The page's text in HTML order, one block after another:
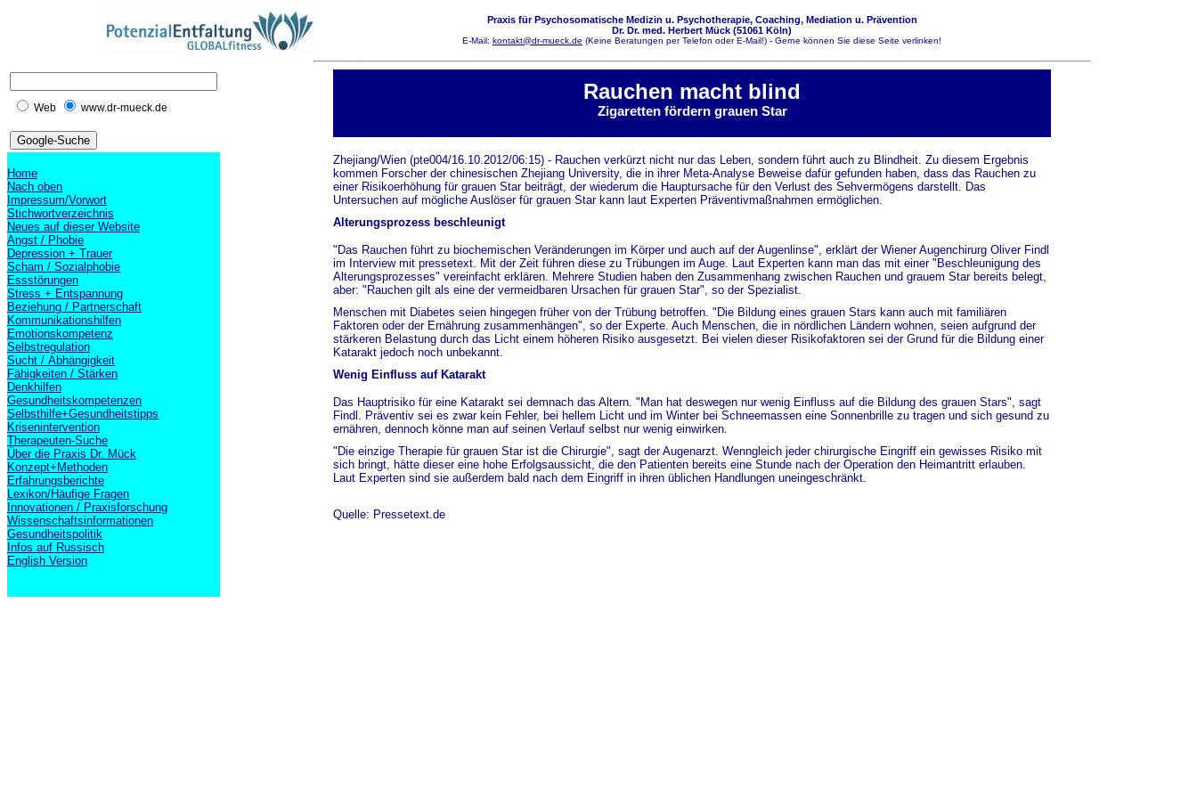
Praxis für Psychosomatische Medizin u. Psychotherapie, Coaching, Mediation u. Prävention
Dr. Dr. med. Herbert Mück (51061 Köln)
E-Mail: kontakt@dr-mueck.de (Keine Beratungen per Telefon oder E-Mail!) - Gerne können Sie diese Seite verlinken!
Web www.dr-mueck.de
Home
Nach oben
Impressum/Vorwort
Stichwortverzeichnis
Neues auf dieser Website
Angst / Phobie
Depression + Trauer
Scham / Sozialphobie
Essstörungen
Stress + Entspannung
Beziehung / Partnerschaft
Kommunikationshilfen
Emotionskompetenz
Selbstregulation
Sucht / Abhängigkeit
Fähigkeiten / Stärken
Denkhilfen
Gesundheitskompetenzen
Selbsthilfe+Gesundheitstipps
Krisenintervention
Therapeuten-Suche
Über die Praxis Dr. Mück
Konzept+Methoden
Erfahrungsberichte
Lexikon/Häufige Fragen
Innovationen / Praxisforschung
Wissenschaftsinformationen
Gesundheitspolitik
Infos auf Russisch
English Version
Rauchen macht blind
Zigaretten fördern grauen Star
Zhejiang/Wien (pte004/16.10.2012/06:15) - Rauchen verkürzt nicht nur das Leben, sondern führt auch zu Blindheit. Zu diesem Ergebnis
kommen Forscher der chinesischen Zhejiang University, die in ihrer Meta-Analyse Beweise dafür gefunden haben, dass das Rauchen zu
einer Risikoerhöhung für grauen Star beiträgt, der wiederum die Hauptursache für den Verlust des Sehvermögens darstellt. Das
Untersuchen auf mögliche Auslöser für grauen Star kann laut Experten Präventivmaßnahmen ermöglichen.
Alterungsprozess beschleunigt
"Das Rauchen führt zu biochemischen Veränderungen im Körper und auch auf der Augenlinse", erklärt der Wiener Augenchirurg Oliver Findl
im Interview mit pressetext. Mit der Zeit führen diese zu Trübungen im Auge. Laut Experten kann man das mit einer "Beschleunigung des
Alterungsprozesses" vereinfacht erklären. Mehrere Studien haben den Zusammenhang zwischen Rauchen und grauem Star bereits belegt,
aber: "Rauchen gilt als eine der vermeidbaren Ursachen für grauen Star", so der Spezialist.
Menschen mit Diabetes seien hingegen früher von der Trübung betroffen. "Die Bildung eines grauen Stars kann auch mit familiären
Faktoren oder der Ernährung zusammenhängen", so der Experte. Auch Menschen, die in nördlichen Ländern wohnen, seien aufgrund der
stärkeren Belastung durch das Licht einem höheren Risiko ausgesetzt. Bei vielen dieser Risikofaktoren sei der Grund für die Bildung einer
Katarakt jedoch noch unbekannt.
Wenig Einfluss auf Katarakt
Das Hauptrisiko für eine Katarakt sei demnach das Altern. "Man hat deswegen nur wenig Einfluss auf die Bildung des grauen Stars", sagt
Findl. Präventiv sei es zwar kein Fehler, bei hellem Licht und im Winter bei Schneemassen eine Sonnenbrille zu tragen und sich gesund zu
ernähren, dennoch könne man auf seinen Verlauf selbst nur wenig einwirken.
"Die einzige Therapie für grauen Star ist die Chirurgie", sagt der Augenarzt. Wenngleich jeder chirurgische Eingriff ein gewisses Risiko mit
sich bringt, hätte dieser eine hohe Erfolgsaussicht, die den Patienten bereits eine Stunde nach der Operation den Heimantritt erlauben.
Laut Experten sind sie außerdem bald nach dem Eingriff in ihren üblichen Handlungen uneingeschränkt.
Quelle: Pressetext.de